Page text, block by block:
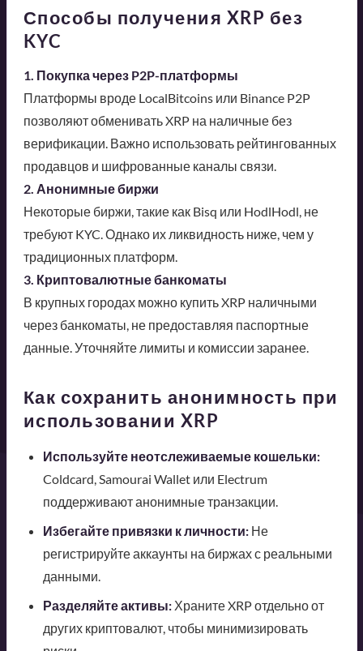
Способы получения XRP без
KYC
1. Покупка через P2P-платформы
Платформы вроде LocalBitcoins или Binance P2P
позволяют обменивать XRP на наличные без
верификации. Важно использовать рейтингованных
продавцов и шифрованные каналы связи.
2. Анонимные биржи
Некоторые биржи, такие как Bisq или HodlHodl, не
требуют KYC. Однако их ликвидность ниже, чем у
традиционных платформ.
3. Криптовалютные банкоматы
В крупных городах можно купить XRP наличными
через банкоматы, не предоставляя паспортные
данные. Уточняйте лимиты и комиссии заранее.
Как сохранить анонимность при
использовании XRP
Используйте неотслеживаемые кошельки:
Coldcard, Samourai Wallet или Electrum
поддерживают анонимные транзакции.
Избегайте привязки к личности:Не
регистрируйте аккаунты на биржах с реальными
данными.
Разделяйте активы:Храните XRP отдельно от
других криптовалют, чтобы минимизировать